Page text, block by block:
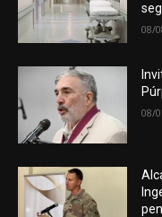
08/
08/